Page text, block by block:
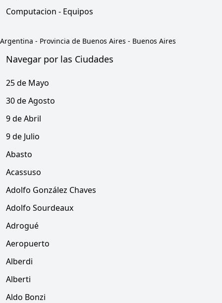
Computacion - Equipos
Argentina - Provincia de Buenos Aires - Buenos Aires
Navegar por las Ciudades
25 de Mayo
30 de Agosto
9 de Abril
9 de Julio
Abasto
Acassuso
Adolfo González Chaves
Adolfo Sourdeaux
Adrogué
Aeropuerto
Alberdi
Alberti
Aldo Bonzi